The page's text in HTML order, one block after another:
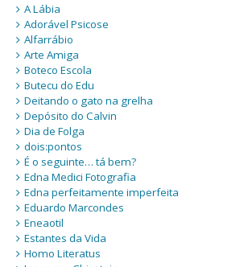
A Lábia
Adorável Psicose
Alfarrábio
Arte Amiga
Boteco Escola
Butecu do Edu
Deitando o gato na grelha
Depósito do Calvin
Dia de Folga
dois:pontos
É o seguinte… tá bem?
Edna Medici Fotografia
Edna perfeitamente imperfeita
Eduardo Marcondes
Eneaotil
Estantes da Vida
Homo Literatus